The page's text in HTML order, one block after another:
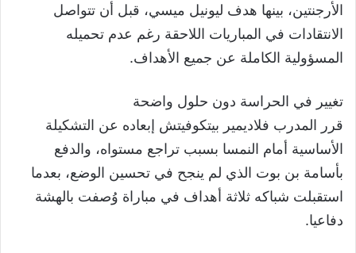
الأرجنتين، بينها هدف ليونيل ميسي، قبل أن تتواصل
الانتقادات في المباريات اللاحقة رغم عدم تحميله
المسؤولية الكاملة عن جميع الأهداف.
تغيير في الحراسة دون حلول واضحة
قرر المدرب فلاديمير بيتكوفيتش إبعاده عن التشكيلة
الأساسية أمام النمسا بسبب تراجع مستواه، والدفع
بأسامة بن بوت الذي لم ينجح في تحسين الوضع، بعدما
استقبلت شباكه ثلاثة أهداف في مباراة وُصفت بالهشة
دفاعيا.